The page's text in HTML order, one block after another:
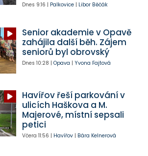
Dnes 9:16 | Palkovice| Libor Běčák
Senior akademie v Opavě
zahájila další běh. Zájem
seniorů byl obrovský
Dnes 10:28 | Opava | Yvona Fajtová
Havířov řeší parkování v
ulicích Haškova a M.
Majerové, místní sepsali
petici
Včera 11:56 | Havířov| Bára Kelnerová